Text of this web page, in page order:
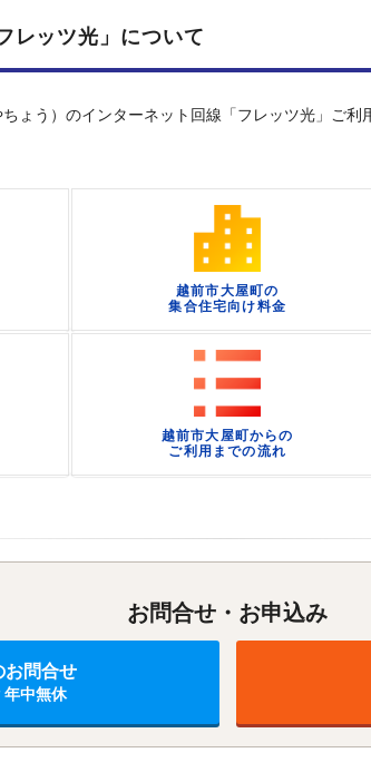
レッツ光」について
ょう）のインターネット回線「フレッツ光」ご
越前市大屋町の
集合住宅向け料金
越前市大屋町からの
ご利用までの流れ
お問合せ・お申込み
お問合せ
中無休